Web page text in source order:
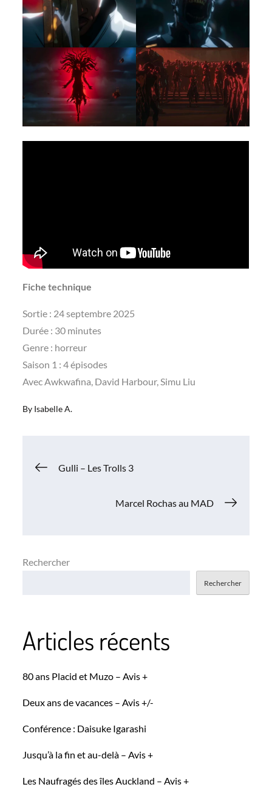
Fiche technique
Sortie : 24 septembre 2025
Durée : 30 minutes
Genre : horreur
Saison 1 : 4 épisodes
Avec Awkwafina, David Harbour, Simu Liu
By Isabelle A.
Navigation
Gulli – Les Trolls 3
Marcel Rochas au MAD
Rechercher
Rechercher
Articles récents
80 ans Placid et Muzo – Avis +
Deux ans de vacances – Avis +/-
Conférence : Daisuke Igarashi
Jusqu’à la fin et au-delà – Avis +
Les Naufragés des îles Auckland – Avis +